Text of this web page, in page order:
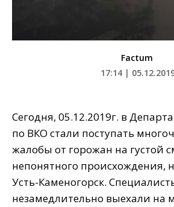
Factum
17:14 |
Сегодня, 05.12.2019г. в
по ВКО стали поступать
жалобы от горожан на густой
непонятного происхождения,
Усть-Каменогорск.
незамедлительно выехали на